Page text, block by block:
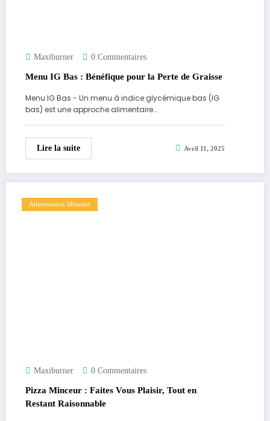
Maxiburner 0 Commentaires
Menu IG Bas : Bénéfique pour la Perte de Graisse
Menu IG Bas - Un menu à indice glycémique bas (IG
bas) est une approche alimentaire…
Lire la suite Avril 11, 2025
Alimentation Minceur
Maxiburner 0 Commentaires
Pizza Minceur : Faites Vous Plaisir, Tout en
Restant Raisonnable